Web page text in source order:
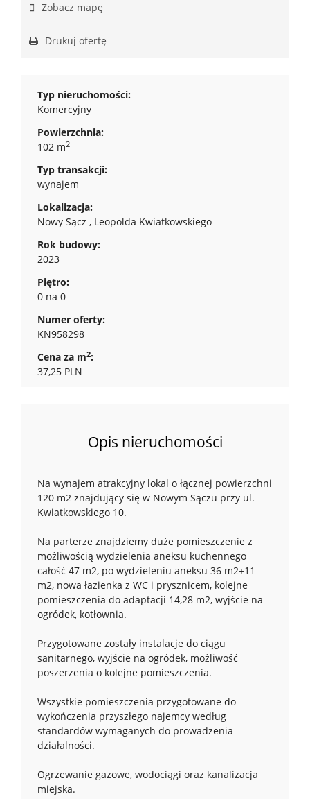
Zobacz mapę
Drukuj ofertę
Typ nieruchomości:
Komercyjny
Powierzchnia:
102 m2
Typ transakcji:
wynajem
Lokalizacja:
Nowy Sącz , Leopolda Kwiatkowskiego
Rok budowy:
2023
Piętro:
0 na 0
Numer oferty:
KN958298
Cena za m2:
37,25 PLN
Opis nieruchomości
Na wynajem atrakcyjny lokal o łącznej powierzchni
120 m2 znajdujący się w Nowym Sączu przy ul.
Kwiatkowskiego 10.
Na parterze znajdziemy duże pomieszczenie z
możliwością wydzielenia aneksu kuchennego
całość 47 m2, po wydzieleniu aneksu 36 m2+11
m2, nowa łazienka z WC i prysznicem, kolejne
pomieszczenia do adaptacji 14,28 m2, wyjście na
ogródek, kotłownia.
Przygotowane zostały instalacje do ciągu
sanitarnego, wyjście na ogródek, możliwość
poszerzenia o kolejne pomieszczenia.
Wszystkie pomieszczenia przygotowane do
wykończenia przyszłego najemcy według
standardów wymaganych do prowadzenia
działalności.
Ogrzewanie gazowe, wodociągi oraz kanalizacja
miejska.